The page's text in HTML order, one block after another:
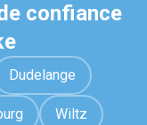
confiance
Dudelange
Wiltz